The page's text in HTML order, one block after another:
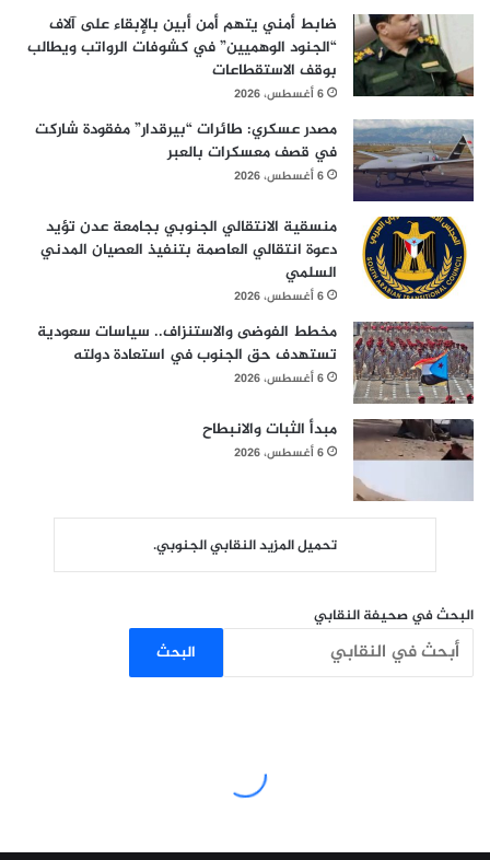
ضابط أمني يتهم أمن أبين بالإبقاء على آلاف
“الجنود الوهميين” في كشوفات الرواتب ويطالب
بوقف الاستقطاعات
6 أغسطس، 2026
مصدر عسكري: طائرات “بيرقدار” مفقودة شاركت
في قصف معسكرات بالعبر
6 أغسطس، 2026
منسقية الانتقالي الجنوبي بجامعة عدن تؤيد
دعوة انتقالي العاصمة بتنفيذ العصيان المدني
السلمي
6 أغسطس، 2026
مخطط الفوضى والاستنزاف.. سياسات سعودية
تستهدف حق الجنوب في استعادة دولته
6 أغسطس، 2026
مبدأ الثبات والانبطاح
6 أغسطس، 2026
تحميل المزيد النقابي الجنوبي.
البحث في صحيفة النقابي
البحث